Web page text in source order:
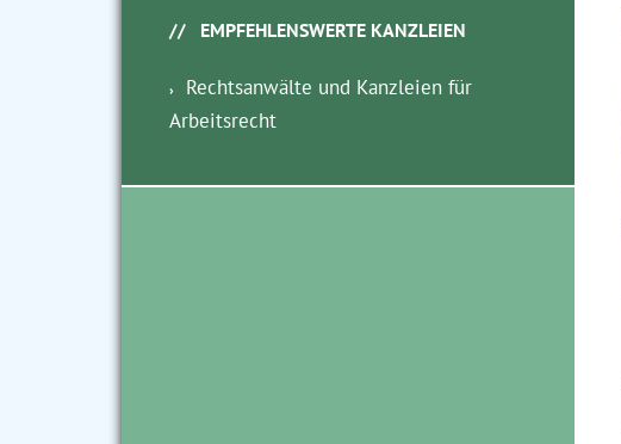
EMPFEHLENSWERTE KANZLEIEN
Rechtsanwälte und Kanzleien für
Arbeitsrecht